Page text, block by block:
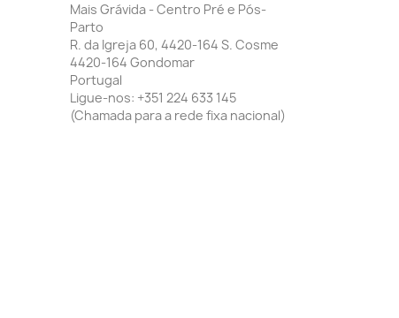
Mais Grávida - Centro Pré e Pós-
Parto
R. da Igreja 60, 4420-164 S. Cosme
4420-164 Gondomar
Portugal
Ligue-nos: +351 224 633 145
(Chamada para a rede fixa nacional)